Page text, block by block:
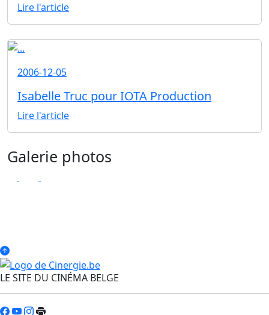
Lire l'article
2006-12-05
Isabelle Truc pour IOTA Production
Lire l'article
Galerie photos
LE SITE DU CINÉMA BELGE